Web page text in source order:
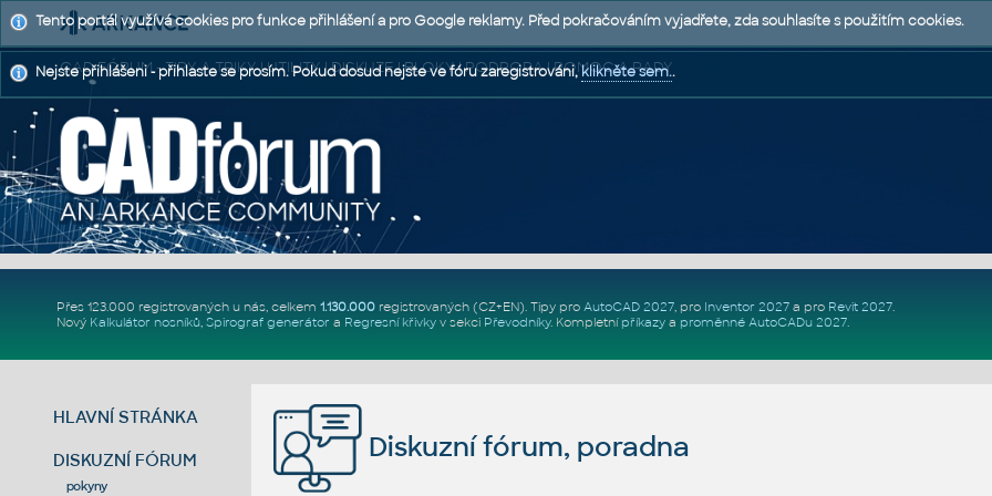
CAD FÓRUM - TIPY A TRIKY | UTILITY | DISKUZE | BLOKY | PODPORA | POMOC A RADY
Přes 123.000 registrovaných u nás, celkem 1.130.000registrovaných (CZ+EN). Tipy pro AutoCAD 2027, pro Inventor 2027a pro Revit 2027.
Nový Kalkulátor nosníků, Spirograf generátor a Regresní křivkyv sekci Převodníky. Kompletní příkazya proměnné AutoCADu 2027.
HLAVNÍ STRÁNKA
DISKUZNÍ FÓRUM
pokyny
Diskuzní fórum, poradna
Tento portál využívá cookies pro funkce přihlášení a pro Google reklamy. Před pokračováním vyjadřete, zda souhlasíte s použitím cookies.
Nejste přihlášeni - přihlaste se prosím. Pokud dosud nejste ve fóru zaregistrováni,klikněte sem..